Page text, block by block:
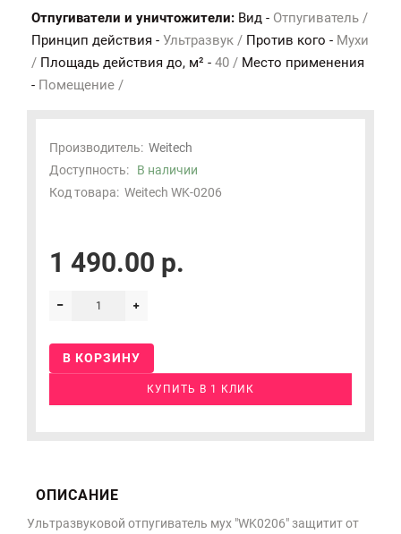
Отпугиватели и уничтожители: Вид - Отпугиватель /
Принцип действия - Ультразвук / Против кого - Мухи
/ Площадь действия до, м² - 40 / Место применения
- Помещение /
Производитель: Weitech
Доступность: В наличии
Код товара: Weitech WK-0206
1 490.00 р.
В КОРЗИНУ
КУПИТЬ В 1 КЛИК
ОПИСАНИЕ
Ультразвуковой отпугиватель мух "WK0206" защитит от